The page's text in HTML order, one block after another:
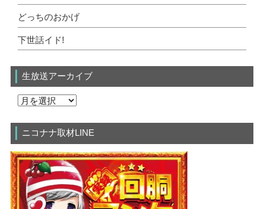
どっちのおかげ
下世話イド!
生放送アーカイブ
ニコナナ取材LINE